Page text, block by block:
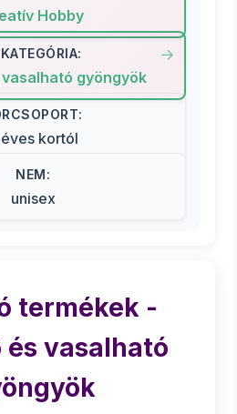
Hobby
gyöngyök
kortól
NEM:
unisex
termékek -
és vasalható